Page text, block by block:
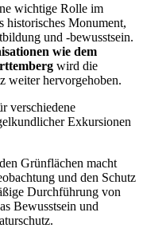
wichtige Rolle im
historisches Monument,
und -bewusstsein.
wie dem
wird die
weiter hervorgehoben.
verschiedene
Exkursionen
Grünflächen macht
und den Schutz
Durchführung von
Bewusstsein und